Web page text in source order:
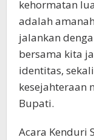
kehormatan
adalah
jalankan
bersama kita
identitas,
kesejahteraan
Bupati.
Acara Kenduri